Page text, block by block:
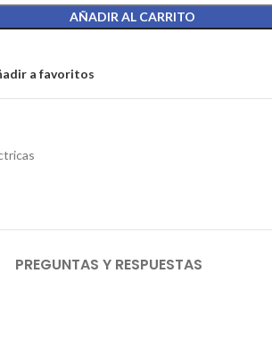
AÑADIR AL CARRITO
a favoritos
PREGUNTAS Y RESPUESTAS